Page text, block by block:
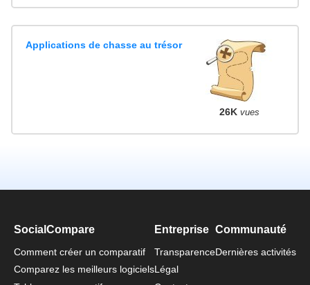
Applications de chasse au trésor
26K vues
SocialCompare
Comment créer un comparatif
Comparez les meilleurs logiciels
Entreprise
Transparence
Légal
Communauté
Dernières activités